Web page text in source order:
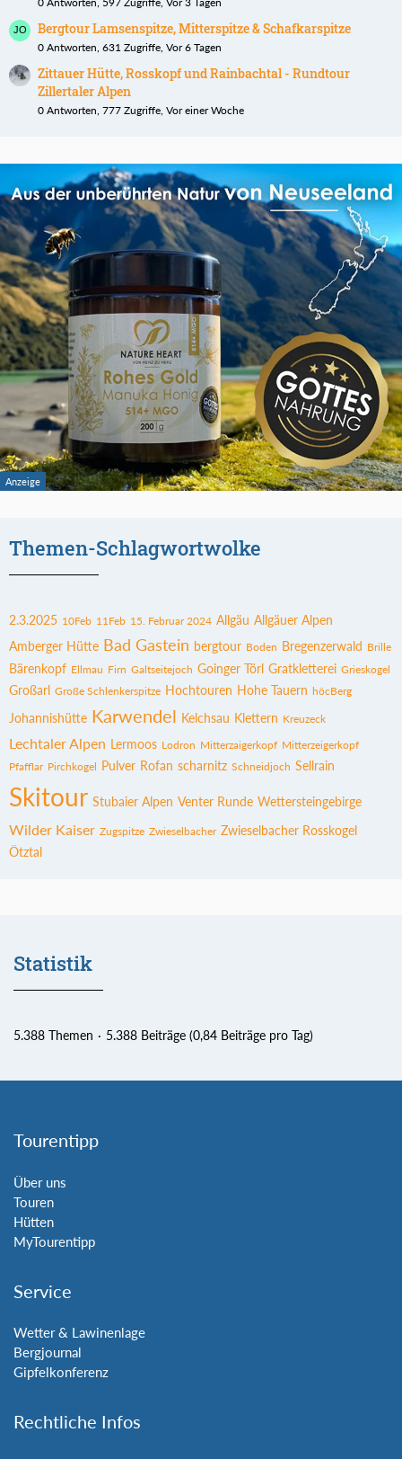
Bergtour Lamsenspitze, Mitterspitze & Schafkarspitze
0 Antworten, 631 Zugriffe, Vor 6 Tagen
Zittauer Hütte, Rosskopf und Rainbachtal - Rundtour
Zillertaler Alpen
0 Antworten, 777 Zugriffe, Vor einer Woche
Themen-Schlagwortwolke
2.3.2025 10Feb 11Feb 15. Februar 2024 Allgäu Allgäuer Alpen
Amberger Hütte Bad Gastein bergtour Boden Bregenzerwald Brille
Bärenkopf Ellmau Firn Galtseitejoch Goinger Törl Gratkletterei Grieskogel
Großarl Große Schlenkerspitze Hochtouren Hohe Tauern höcBerg
Johannishütte Karwendel Kelchsau Klettern Kreuzeck
Lechtaler Alpen Lermoos Lodron Mitterzaigerkopf Mitterzeigerkopf
Pfafflar Pirchkogel Pulver Rofan scharnitz Schneidjoch Sellrain
Skitour Stubaier Alpen Venter Runde Wettersteingebirge
Wilder Kaiser Zugspitze Zwieselbacher Zwieselbacher Rosskogel
Ötztal
Statistik
5.388 Themen 5.388 Beiträge (0,84 Beiträge pro Tag)
Tourentipp
Über uns
Touren
Hütten
MyTourentipp
Service
Wetter & Lawinenlage
Bergjournal
Gipfelkonferenz
Rechtliche Infos